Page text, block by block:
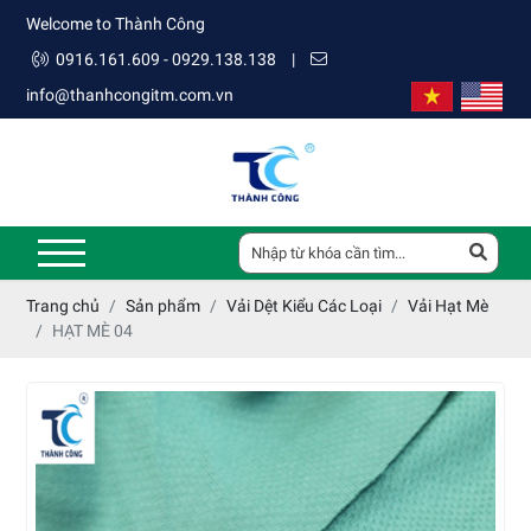
Welcome to Thành Công
0916.161.609 - 0929.138.138
|
info@thanhcongitm.com.vn
Trang chủ Sản phẩm Vải Dệt Kiểu Các Loại
Vải Hạt Mè
HẠT MÈ 04